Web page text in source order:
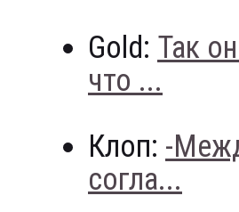
Gold: Так
что ...
Клоп: -
согла...